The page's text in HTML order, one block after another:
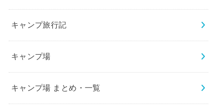
キャンプ旅行記
キャンプ場
キャンプ場 まとめ・一覧